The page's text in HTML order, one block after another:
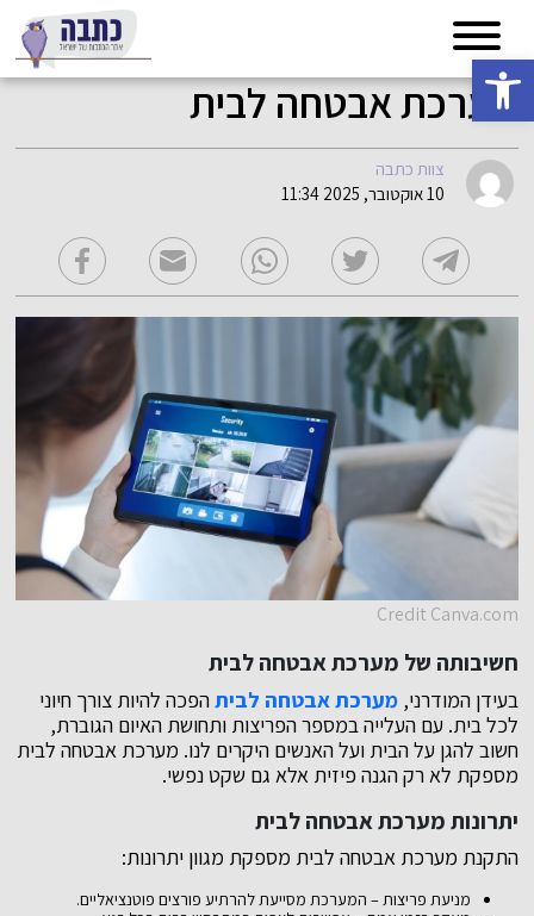
פתח סרגל נגישות
מערכת אבטחה לבית
צוות כתבה
10 אוקטובר, 2025 11:34
Credit Canva.com
חשיבותה של מערכת אבטחה לבית
בעידן המודרני, מערכת אבטחה לביתהפכה להיות צורך חיוני
לכל בית. עם העלייה במספר הפריצות ותחושת האיום הגוברת,
חשוב להגן על הבית ועל האנשים היקרים לנו. מערכת אבטחה לבית
מספקת לא רק הגנה פיזית אלא גם שקט נפשי.
יתרונות מערכת אבטחה לבית
התקנת מערכת אבטחה לבית מספקת מגוון יתרונות:
מניעת פריצות – המערכת מסייעת להרתיע פורצים פוטנציאליים.